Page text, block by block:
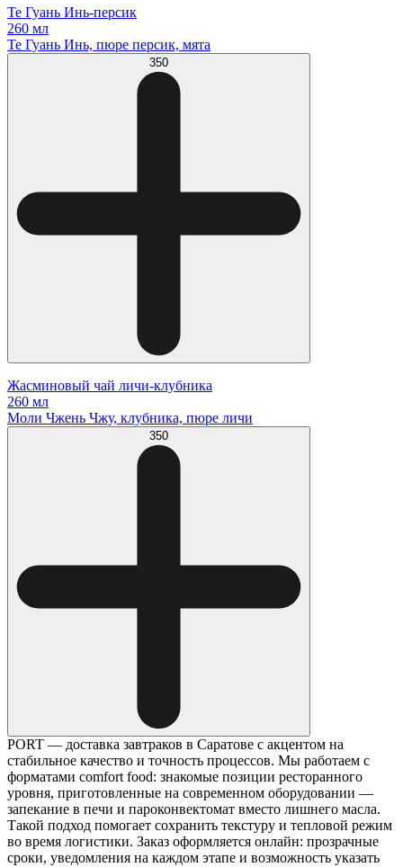
Те Гуань Инь-персик
260 мл
Те Гуань Инь, пюре персик, мята
350
Жасминовый чай личи-клубника
260 мл
Моли Чжень Чжу, клубника, пюре личи
350
PORT — доставка завтраков в Саратове с акцентом на
стабильное качество и точность процессов. Мы работаем с
форматами comfort food: знакомые позиции ресторанного
уровня, приготовленные на современном оборудовании —
запекание в печи и пароконвектомат вместо лишнего масла.
Такой подход помогает сохранить текстуру и тепловой режим
во время логистики. Заказ оформляется онлайн: прозрачные
сроки, уведомления на каждом этапе и возможность указать